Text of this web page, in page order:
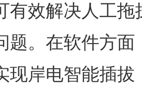
有效解决人工
题。在软件方
现岸电智能插